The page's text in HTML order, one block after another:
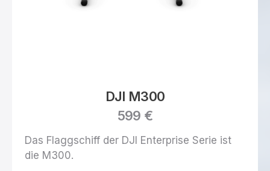
DJI M300
599 €
Das Flaggschiff der DJI Enterprise Serie ist
die M300.